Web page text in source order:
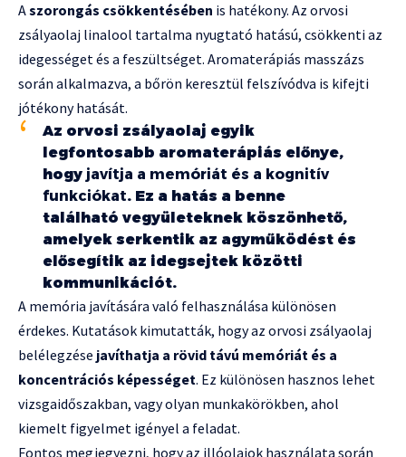
Aszorongás csökkentésében is hatékony. Az orvosi
zsályaolaj linalool tartalma nyugtató hatású, csökkenti az
idegességet és a feszültséget. Aromaterápiás masszázs
során alkalmazva, a bőrön keresztül felszívódva is kifejti
jótékony hatását.
Az orvosi zsályaolaj egyik
legfontosabb aromaterápiás előnye,
hogy javítja a memóriát és a kognitív
funkciókat. Ez a hatás a benne
található vegyületeknek köszönhető,
amelyek serkentik az agyműködést és
elősegítik az idegsejtek közötti
kommunikációt.
A memória javítására való felhasználása különösen
érdekes. Kutatások kimutatták, hogy az orvosi zsályaolaj
belélegzése javíthatja a rövid távú memóriát és a
koncentrációs képességet. Ez különösen hasznos lehet
vizsgaidőszakban, vagy olyan munkakörökben, ahol
kiemelt figyelmet igényel a feladat.
Fontos megjegyezni, hogy az illóolajok használata során